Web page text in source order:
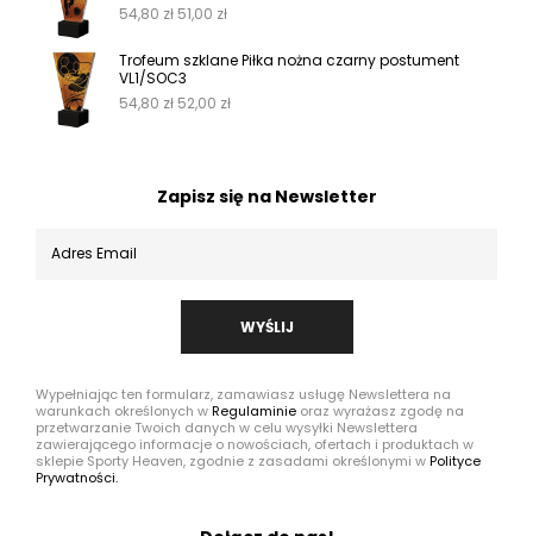
54,80 zł 51,00 zł
Trofeum szklane Piłka nożna czarny postument
VL1/SOC3
54,80 zł 52,00 zł
Zapisz się na Newsletter
WYŚLIJ
Wypełniając ten formularz, zamawiasz usługę Newslettera na
warunkach określonych wRegulaminie oraz wyrażasz zgodę na
przetwarzanie Twoich danych w celu wysyłki Newslettera
zawierającego informacje o nowościach, ofertach i produktach w
sklepie Sporty Heaven, zgodnie z zasadami określonymi wPolityce
Prywatności.